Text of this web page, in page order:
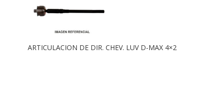
ARTICULACION DE DIR. CHEV. LUV D-MAX 4×2